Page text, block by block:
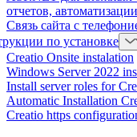
отчетов,
Связь сайта с
по установке
Creatio Onsite instalation
Windows Server 2022
Install server roles for
Automatic Installation
Creatio https